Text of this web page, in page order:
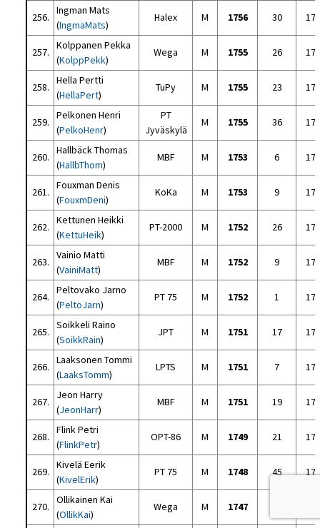
256.
Ingman Mats
(IngmaMats)
Halex M 1756 30
257.
Kolppanen Pekka
(KolppPekk)
Wega M 1755 26
258.
Hella Pertti
(HellaPert)
TuPy M 1755 23
259.
Pelkonen Henri
(PelkoHenr)
PT
Jyväskylä
M 1755 36
260.
Hallbäck Thomas
(HallbThom)
MBF M 1753 6
261.
Fouxman Denis
(FouxmDeni)
KoKa M 1753 9
262.
Kettunen Heikki
(KettuHeik)
PT-2000 M 1752 26
263.
Vainio Matti
(VainiMatt)
MBF M 1752 9
264.
Peltovako Jarno
(PeltoJarn)
PT 75 M 1752 1
265.
Soikkeli Raino
(SoikkRain)
JPT M 1751 17
266.
Laaksonen Tommi
(LaaksTomm)
LPTS M 1751 7
267.
Jeon Harry
(JeonHarr)
MBF M 1751 19
268.
Flink Petri
(FlinkPetr)
OPT-86 M 1749 21
269.
Kivelä Eerik
(KivelErik)
PT 75 M 1748 45
270.
Ollikainen Kai
(OllikKai)
Wega M 1747